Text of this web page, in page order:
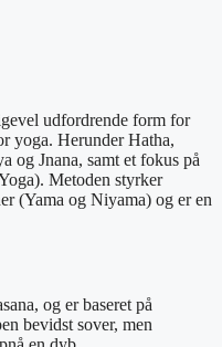
udfordrende form for
yoga. Herunder Hatha,
og Jnana, samt et fokus på
Metoden styrker
(Yama og Niyama) og er en
og er baseret på
bevidst sover, men